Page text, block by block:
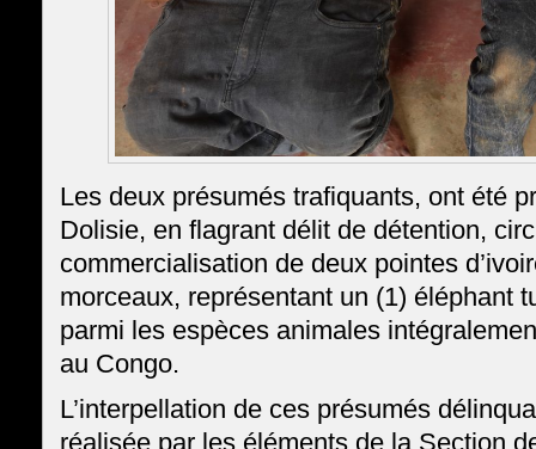
Les deux présumés trafiquants, ont été
Dolisie, en flagrant délit de détention,
commercialisation de deux pointes
morceaux, représentant un (1) éléphant
parmi les espèces animales
au Congo.
L’interpellation de ces présumés
réalisée par les éléments de la Section